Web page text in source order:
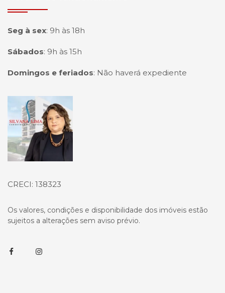
Seg à sex: 9h às 18h
Sábados: 9h às 15h
Domingos e feriados: Não haverá expediente
Página inicial
CRECI: 138323
Os valores, condições e disponibilidade dos imóveis estão
sujeitos a alterações sem aviso prévio.
FacebookInstagram